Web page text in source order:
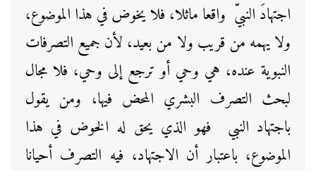
اجتهادَ النبيّ واقعا ماثلا، فلا يخوض في هذا الموضوع،
ولا يهمه من قريب ولا من بعيد، لأن جميع التصرفات
النبوية عنده، هي وحي أو ترجع إلى وحي، فلا مجال
لبحث التصرف البشري المحض فيها، ومن يقول
باجتهاد النبي فهو الذي يحق له الخوض في هذا
الموضوع، باعتبار أن الاجتهاد، فيه التصرف أحيانا